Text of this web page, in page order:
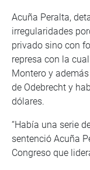
Acuña Peralta,
irregularidades
privado sino con
represa con la
Montero y
de Odebrecht y
dólares.
“Había una serie
sentenció Acuña
Congreso que